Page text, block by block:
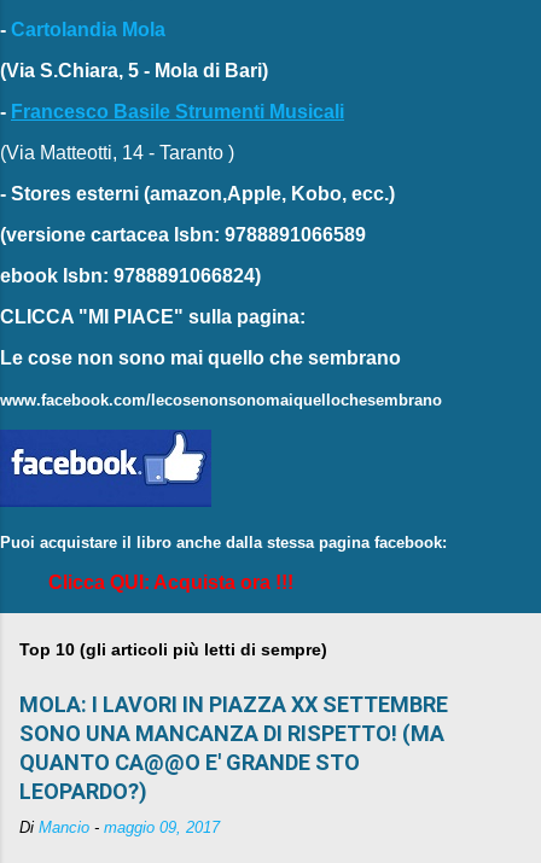
- Cartolandia Mola
(Via S.Chiara, 5 - Mola di Bari)
- Francesco Basile Strumenti Musicali
(Via Matteotti, 14 - Taranto )
- Stores esterni (amazon,Apple, Kobo, ecc.)
(versione cartacea Isbn: 9788891066589
ebook Isbn: 9788891066824)
CLICCA "MI PIACE" sulla pagina:
Le cose non sono mai quello che sembrano
www.facebook.com/lecosenonsonomaiquellochesembrano
Puoi acquistare il libro anche dalla stessa pagina facebook:
Clicca QUI: Acquista ora !!!
Top 10 (gli articoli più letti di sempre)
MOLA: I LAVORI IN PIAZZA XX SETTEMBRE
SONO UNA MANCANZA DI RISPETTO! (MA
QUANTO CA@@O E' GRANDE STO
LEOPARDO?)
Di Mancio - maggio 09, 2017